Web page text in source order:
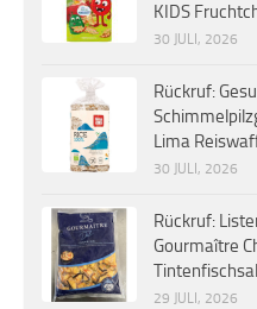
KIDS
30 JULI, 2026
Rückruf:
Lima
30 JULI, 2026
Rückruf:
Gourmaître
29 JULI, 2026